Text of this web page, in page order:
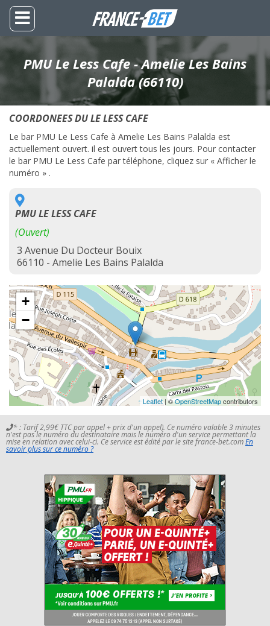
PMU Le Less Cafe - Amelie Les Bains
Palalda (66110)
COORDONEES DU LE LESS CAFE
Le bar PMU Le Less Cafe à Amelie Les Bains Palalda est
actuellement ouvert. il est ouvert tous les jours. Pour contacter
le bar PMU Le Less Cafe par téléphone, cliquez sur « Afficher le
numéro » .
PMU LE LESS CAFE
(Ouvert)
3 Avenue Du Docteur Bouix
66110 - Amelie Les Bains Palalda
+
−
Leaflet | ©OpenStreetMapcontributors
* : Tarif 2,99€ TTC par appel + prix d'un appel). Ce numéro valable 3 minutes
n'est pas le numéro du destinataire mais le numéro d'un service permettant la
mise en relation avec celui-ci. Ce service est édité par le site france-bet.comEn
savoir plus sur ce numéro ?